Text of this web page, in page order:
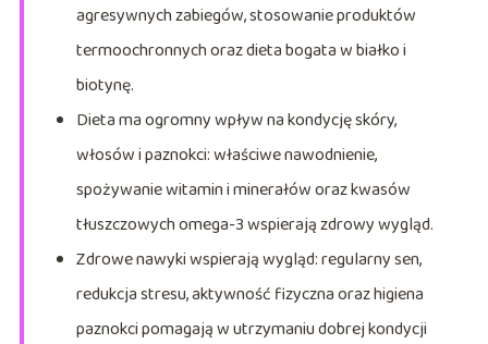
agresywnych zabiegów, stosowanie produktów
termoochronnych oraz dieta bogata w białko i
biotynę.
Dieta ma ogromny wpływ na kondycję skóry,
włosów i paznokci: właściwe nawodnienie,
spożywanie witamin i minerałów oraz kwasów
tłuszczowych omega-3 wspierają zdrowy wygląd.
Zdrowe nawyki wspierają wygląd: regularny sen,
redukcja stresu, aktywność fizyczna oraz higiena
paznokci pomagają w utrzymaniu dobrej kondycji